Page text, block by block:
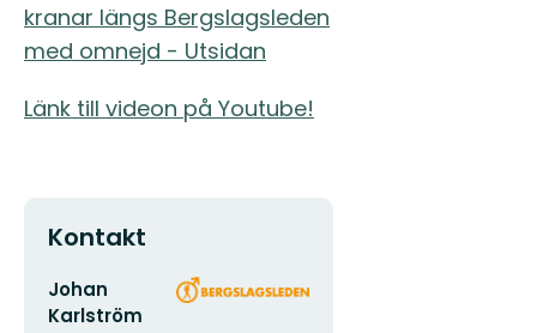
kranar längs Bergslagsleden
med omnejd - Utsidan
Länk till videon på Youtube!
Kontakt
Adres
e-
Johan
Karlström
Logotyp